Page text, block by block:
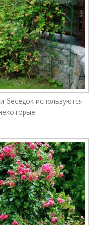
беседок используются